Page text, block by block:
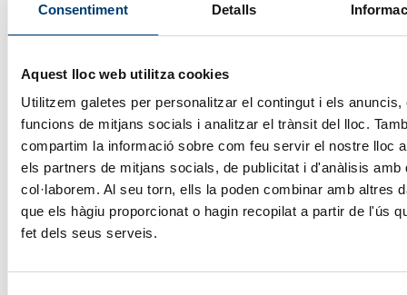
Consentiment Detalls
Aquest lloc web utilitza cookies
Utilitzem galetes per personalitzar el contingut i els anuncis,
funcions de mitjans socials i analitzar el trànsit del lloc.
compartim la informació sobre com feu servir el nostre lloc
els partners de mitjans socials, de publicitat i d'anàlisis amb
col·laborem. Al seu torn, ells la poden combinar amb altres
que els hàgiu proporcionat o hagin recopilat a partir de l'ús
fet dels seus serveis.
avanca@avanca.ad
PROTECCIÓ DE DADES PERSONALS RGPDUE 2016/679
29/2021 – DECRET 391/2022
Informació addicional
Responsable
Identitat del
responsable del
GRUP AVANÇA
DESPATX 3 –